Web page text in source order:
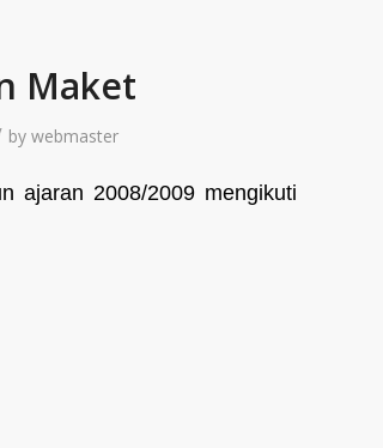
Maket
by webmaster
ajaran 2008/2009 mengikuti